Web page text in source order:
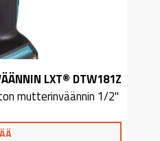
LXT® DTW181Z
mutterinväännin 1/2"